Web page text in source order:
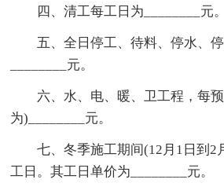
四、清工每工日为________元。
五、全日停工、待料、停水、
________元。
六、水、电、暖、卫工程，每
为)________元。
七、冬季施工期间(12月1日到2
工日。其工日单价为________元。